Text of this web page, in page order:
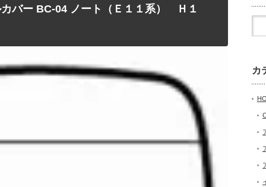
バー BC-04 ノート（Ｅ１１系） Ｈ１
カ